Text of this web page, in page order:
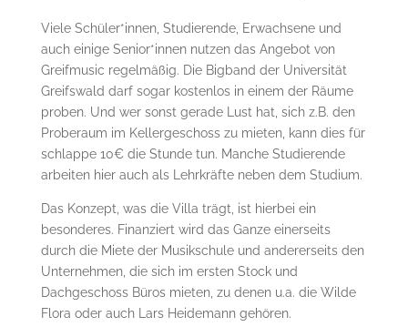
Viele Schüler*innen, Studierende, Erwachsene und
auch einige Senior*innen nutzen das Angebot von
Greifmusic regelmäßig. Die Bigband der Universität
Greifswald darf sogar kostenlos in einem der Räume
proben. Und wer sonst gerade Lust hat, sich z.B. den
Proberaum im Kellergeschoss zu mieten, kann dies für
schlappe 10€ die Stunde tun. Manche Studierende
arbeiten hier auch als Lehrkräfte neben dem Studium.
Das Konzept, was die Villa trägt, ist hierbei ein
besonderes. Finanziert wird das Ganze einerseits
durch die Miete der Musikschule und andererseits den
Unternehmen, die sich im ersten Stock und
Dachgeschoss Büros mieten, zu denen u.a. die Wilde
Flora oder auch Lars Heidemann gehören.